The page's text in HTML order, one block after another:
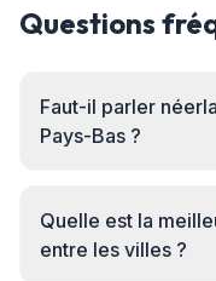
Questions
Faut-il parler
Pays-Bas ?
Quelle est la
entre les villes ?